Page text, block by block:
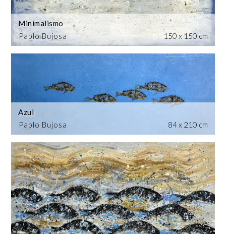
Pablo Bujosa
Minimalismo
150 x 150 cm
Pablo Bujosa
Azul
84 x 210 cm